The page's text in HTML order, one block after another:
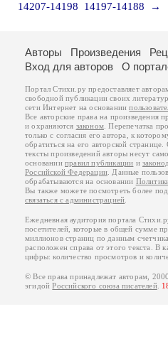
14207-14198
14197-14188 →
Авторы Произведения
Вход для авторов
О
Портал Стихи.ру предоставляет
свободной публикации своих
сети Интернет на основании
Все авторские права на произведения
и охраняются законом . Перепечатка
только с согласия его автора, к
обратиться на его авторской странице.
тексты произведений авторы несут
основанииправил публикации и
Российской Федерации . Данные
обрабатываются на основании
Вы также можете посмотреть более
связаться с администрацией
Ежедневная аудитория портала
посетителей, которые в общей сумме
миллионов страниц по данным
расположен справа от этого текста. В
цифры: количество просмотров и
© Все права принадлежат авторам,
эгидойРоссийского союза писателей.